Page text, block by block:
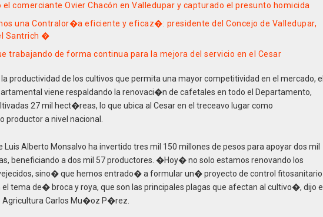
el comerciante Ovier Chacón en Valledupar y capturado el presunto homicida
una Contralor�a eficiente y eficaz�: presidente del Concejo de Valledupar,
Santrich �
trabajando de forma continua para la mejora del servicio en el Cesar
productividad de los cultivos que permita una mayor competitividad en el mercado, el
viene respaldando la renovaci�n de cafetales en todo el Departamento,
27 mil hect�reas, lo que ubica al Cesar en el treceavo lugar como
productor a nivel nacional.
Luis Alberto Monsalvo ha invertido tres mil 150 millones de pesos para apoyar dos mil
beneficiando a dos mil 57 productores. �Hoy� no solo estamos renovando los
sino� que hemos entrado� a formular un� proyecto de control fitosanitario
el tema de� broca y roya, que son las principales plagas que afectan al cultivo�, dijo el
Agricultura Carlos Mu�oz P�rez.